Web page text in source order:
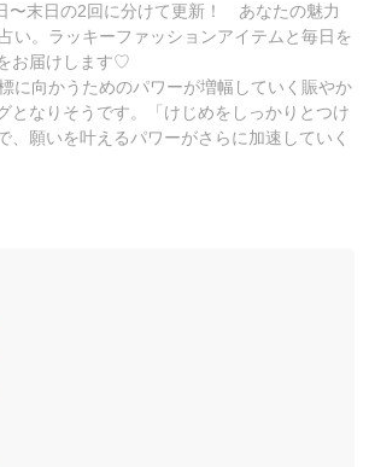
〜末日の2回に分けて更新！ あなたの魅力
い。ラッキーファッションアイテムと毎日を
お届けします♡
に向かうためのパワーが増幅していく賑やか
となりそうです。「けじめをしっかりとつけ
、願いを叶えるパワーがさらに加速していく